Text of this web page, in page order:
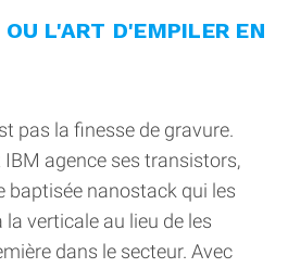
L'ART D'EMPILER EN
pas la finesse de gravure.
agence ses transistors,
baptisée nanostack qui les
verticale au lieu de les
dans le secteur. Avec